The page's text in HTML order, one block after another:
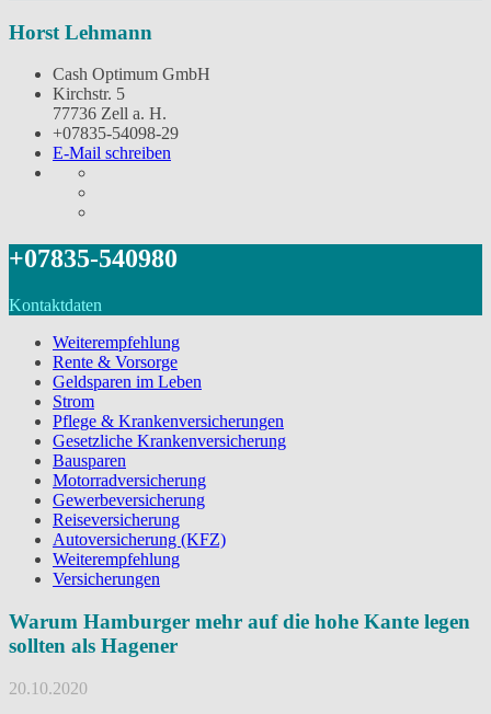
Horst Lehmann
Cash Optimum GmbH
Kirchstr. 5
77736 Zell a. H.
+07835-54098-29
E-Mail schreiben
+07835-540980
Kontaktdaten
Weiterempfehlung
Rente & Vorsorge
Geldsparen im Leben
Strom
Pflege & Krankenversicherungen
Gesetzliche Krankenversicherung
Bausparen
Motorradversicherung
Gewerbeversicherung
Reiseversicherung
Autoversicherung (KFZ)
Weiterempfehlung
Versicherungen
Warum Hamburger mehr auf die hohe Kante legen
sollten als Hagener
20.10.2020